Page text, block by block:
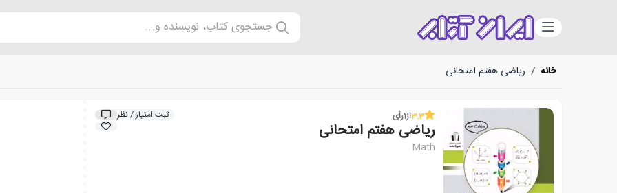
دسته‌بندی جستجوی کتاب، نویسنده و...
خانه / ریاضی هفتم امتحانی
3.3از1رأی ثبت امتیاز / نظر
ریاضی هفتم امتحانی
Math